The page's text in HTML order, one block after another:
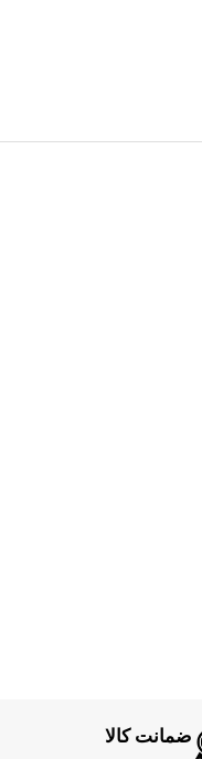
ضمانت کالا